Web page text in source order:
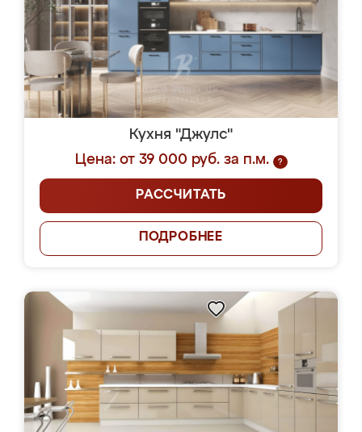
Кухня "Джулс"
Цена: от 39 000 руб. за п.м.
?
РАССЧИТАТЬ
ПОДРОБНЕЕ